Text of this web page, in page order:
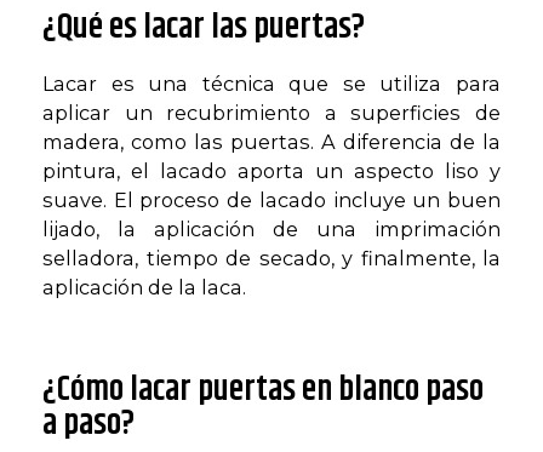
¿Qué es lacar las puertas?
Lacar es una técnica que se utiliza para
aplicar un recubrimiento a superficies de
madera, como las puertas. A diferencia de la
pintura, el lacado aporta un aspecto liso y
suave. El proceso de lacado incluye un buen
lijado, la aplicación de una imprimación
selladora, tiempo de secado, y finalmente, la
aplicación de la laca.
¿Cómo lacar puertas en blanco paso
a paso?